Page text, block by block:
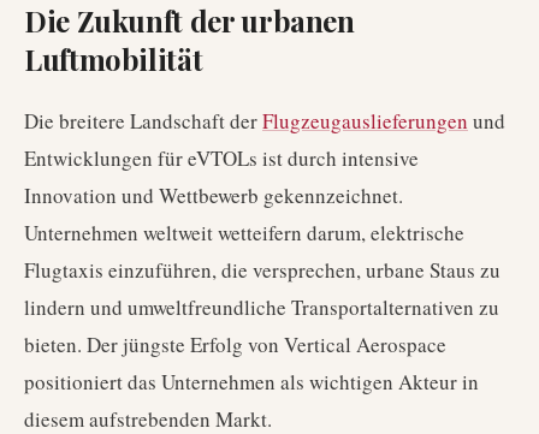
Die Zukunft der urbanen
Luftmobilität
Die breitere Landschaft derFlugzeugauslieferungen und
Entwicklungen für eVTOLs ist durch intensive
Innovation und Wettbewerb gekennzeichnet.
Unternehmen weltweit wetteifern darum, elektrische
Flugtaxis einzuführen, die versprechen, urbane Staus zu
lindern und umweltfreundliche Transportalternativen zu
bieten. Der jüngste Erfolg von Vertical Aerospace
positioniert das Unternehmen als wichtigen Akteur in
diesem aufstrebenden Markt.